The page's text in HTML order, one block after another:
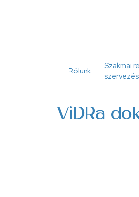
Rólunk
Szakmai
ViDRa